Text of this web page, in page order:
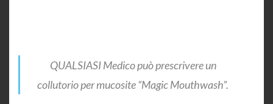
QUALSIASI Medico può prescrivere un
collutorio per mucosite “Magic Mouthwash”.